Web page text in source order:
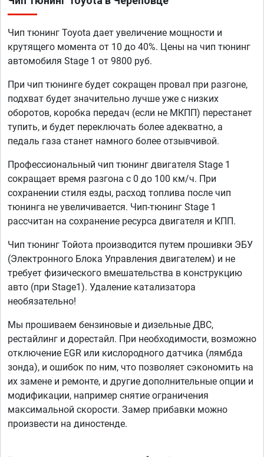
Чип тюнинг Toyota дает увеличение мощности и
крутящего момента от 10 до 40%. Цены на чип тюнинг
автомобиля Stage 1 от 9800 руб.
При чип тюнинге будет сокращен провал при разгоне,
подхват будет значительно лучше уже с низких
оборотов, коробка передач (если не МКПП) перестанет
тупить, и будет переключать более адекватно, а
педаль газа станет намного более отзывчивой.
Профессиональный чип тюнинг двигателя Stage 1
сокращает время разгона с 0 до 100 км/ч. При
сохранении стиля езды, расход топлива после чип
тюнинга не увеличивается. Чип-тюнинг Stage 1
рассчитан на сохранение ресурса двигателя и КПП.
Чип тюнинг Тойота производится путем прошивки ЭБУ
(Электронного Блока Управления двигателем) и не
требует физического вмешательства в конструкцию
авто (при Stage1). Удаление катализатора
необязательно!
Мы прошиваем бензиновые и дизельные ДВС,
рестайлинг и дорестайл. При необходимости, возможно
отключение EGR или кислородного датчика (лямбда
зонда), и ошибок по ним, что позволяет сэкономить на
их замене и ремонте, и другие дополнительные опции и
модификации, например снятие ограничения
максимальной скорости. Замер прибавки можно
произвести на диностенде.